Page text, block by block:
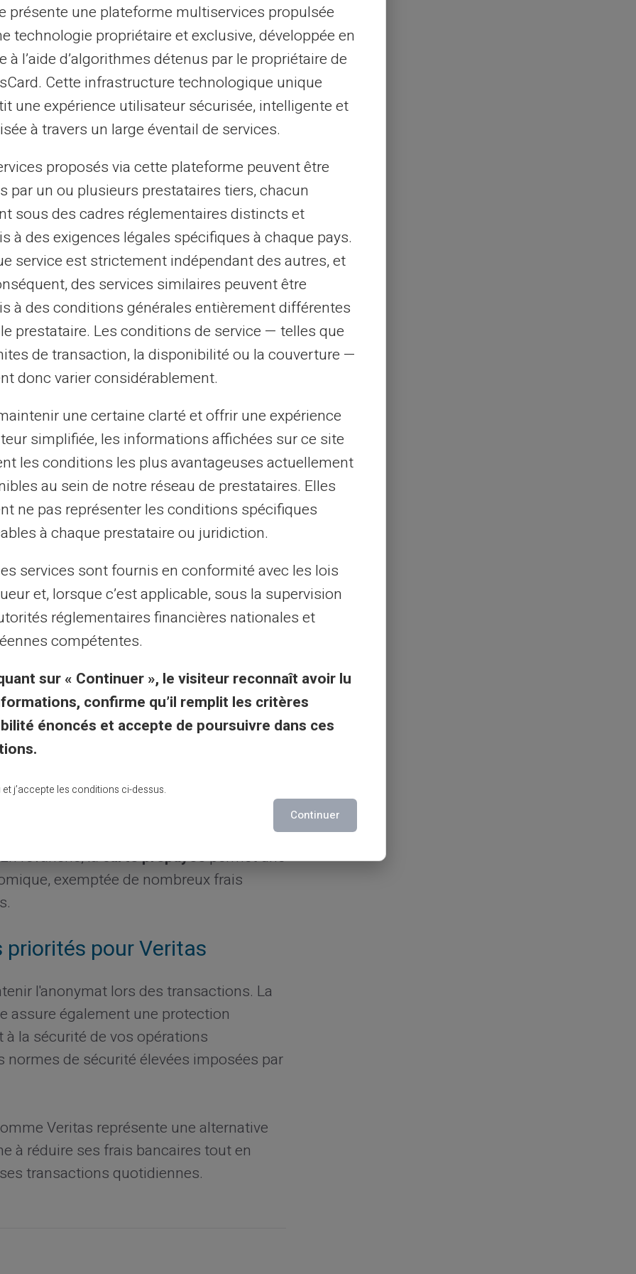
avantageuses pour tout utilisateur
acceptée partout où le logo Mastercard
desdépenses.Aucune vérification
carte. Elle facilite les virements
utile pour ceux qui voyagent ou ont
fonctionnalité clé
Veritas est sa capacité à aider les
prépayée de la carte impose un
planification financière. Les risques
réduits, ce qui sécurise vos
désagréables en fin de mois.
universelle
types d'achats en ligne ou en
Son réseau étendu via Mastercard
tant au niveau national
grandement la vie quotidienne,
de transporter des sommes
une option pour tous
Veritas ne demande aucune vérification de
même pour les interdits bancaires ou
Toute personne majeure peut
Veritas, sans condition préalable
traditionnelles
Veritas, il convient de la comparer aux
classiques imposent souvent des
les transactions et autres frais
revanche, lacarte prépayéepermet une
exemptée de nombreux frais
pour Veritas
l'anonymat lors des transactions. La
assure également une protection
la sécurité de vos opérations
de sécurité élevées imposées par
Veritas représente une alternative
à réduire ses frais bancaires tout en
transactions quotidiennes.
présente une plateforme multiservices propulsée
technologie propriétaire et exclusive, développée en
à l’aide d’algorithmes détenus par le propriétaire de
Cette infrastructure technologique unique
une expérience utilisateur sécurisée, intelligente et
à travers un large éventail de services.
proposés via cette plateforme peuvent être
par un ou plusieurs prestataires tiers, chacun
sous des cadres réglementaires distincts et
à des exigences légales spécifiques à chaque pays.
service est strictement indépendant des autres, et
des services similaires peuvent être
à des conditions générales entièrement différentes
prestataire. Les conditions de service — telles que
de transaction, la disponibilité ou la couverture —
donc varier considérablement.
une certaine clarté et offrir une expérience
simplifiée, les informations affichées sur ce site
les conditions les plus avantageuses actuellement
au sein de notre réseau de prestataires. Elles
ne pas représenter les conditions spécifiques
à chaque prestataire ou juridiction.
services sont fournis en conformité avec les lois
et, lorsque c’est applicable, sous la supervision
réglementaires financières nationales et
compétentes.
sur « Continuer », le visiteur reconnaît avoir lu
confirme qu’il remplit les critères
énoncés et accepte de poursuivre dans ces
et j’accepte les conditions ci-dessus.
Continuer